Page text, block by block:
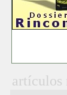
artículos